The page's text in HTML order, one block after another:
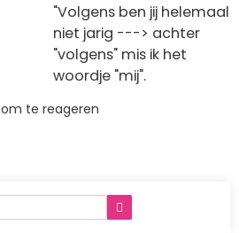
"Volgens ben jij helemaal
niet jarig ---> achter
"volgens" mis ik het
woordje "mij".
om te reageren